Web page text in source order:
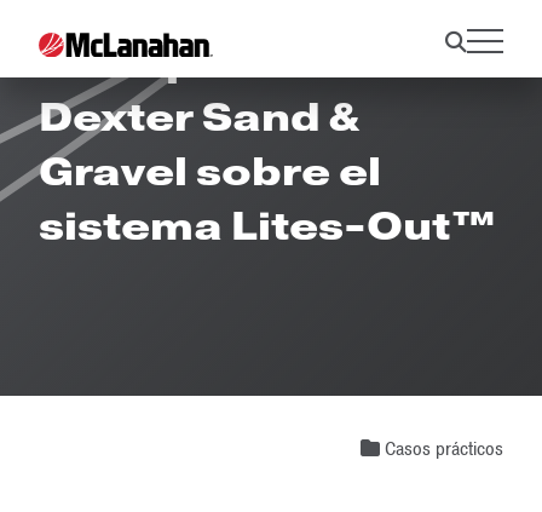
Caso práctico de
Dexter Sand &
Gravel sobre el
sistema Lites-Out™
Casos prácticos